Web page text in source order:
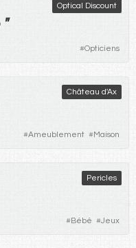
Optical Discount
"
#Opticiens
Château d'Ax
#Ameublement #Maison
Pericles
#Bébé #Jeux